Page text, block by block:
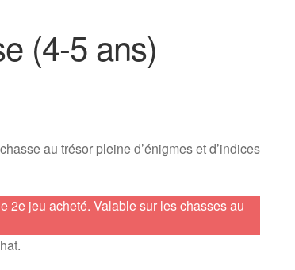
(4-5 ans)
au trésor pleine d’énigmes et d’indices
2e jeu acheté. Valable sur les chasses au